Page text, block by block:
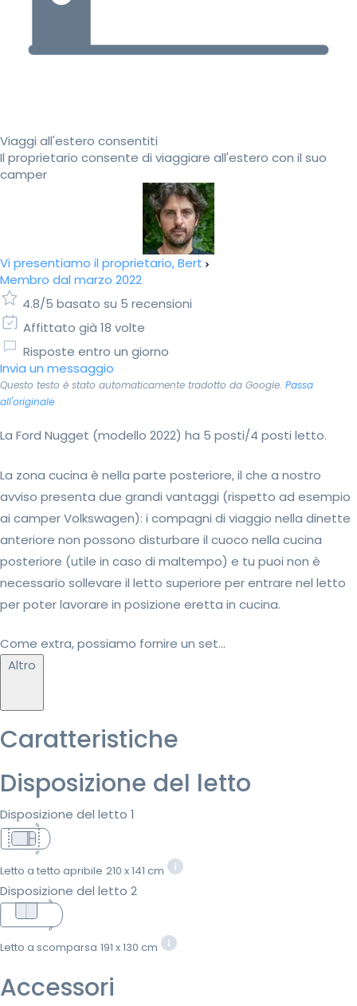
Viaggi all'estero consentiti
Il proprietario consente di viaggiare all'estero con il suo
camper
Vi presentiamo il proprietario, Bert
Membro dal marzo 2022
4.8/5 basato su 5 recensioni
Affittato già 18 volte
Risposte entro un giorno
Invia un messaggio
Questo testo è stato automaticamente tradotto da Google. Passa
all'originale
La Ford Nugget (modello 2022) ha 5 posti/4 posti letto.
La zona cucina è nella parte posteriore, il che a nostro
avviso presenta due grandi vantaggi (rispetto ad esempio
ai camper Volkswagen): i compagni di viaggio nella dinette
anteriore non possono disturbare il cuoco nella cucina
posteriore (utile in caso di maltempo) e tu puoi non è
necessario sollevare il letto superiore per entrare nel letto
per poter lavorare in posizione eretta in cucina.
Come extra, possiamo fornire un set...
Altro
Caratteristiche
Disposizione del letto
Disposizione del letto 1
Letto a tetto apribile 210 x 141 cm
Disposizione del letto 2
Letto a scomparsa 191 x 130 cm
Accessori